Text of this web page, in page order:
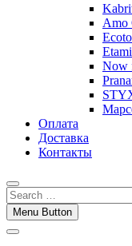
Amo
Now
Оплата
Доставка
Контакты
Menu Button